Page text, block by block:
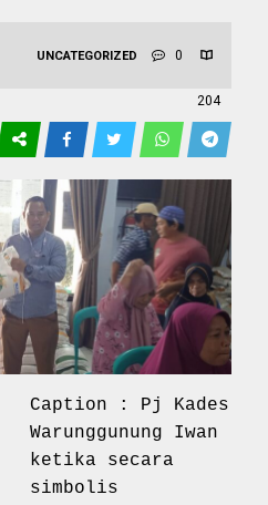
UNCATEGORIZED 0
204
Caption : Pj Kades
Warunggunung Iwan
ketika secara
simbolis